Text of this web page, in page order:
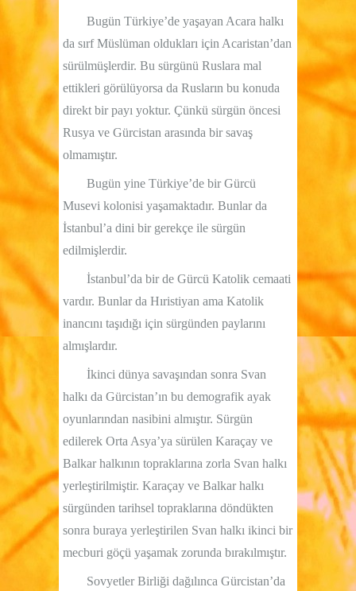
Bugün Türkiye’de yaşayan Acara halkı
da sırf Müslüman oldukları için Acaristan’dan
sürülmüşlerdir. Bu sürgünü Ruslara mal
ettikleri görülüyorsa da Rusların bu konuda
direkt bir payı yoktur. Çünkü sürgün öncesi
Rusya ve Gürcistan arasında bir savaş
olmamıştır.
Bugün yine Türkiye’de bir Gürcü
Musevi kolonisi yaşamaktadır. Bunlar da
İstanbul’a dini bir gerekçe ile sürgün
edilmişlerdir.
İstanbul’da bir de Gürcü Katolik cemaati
vardır. Bunlar da Hıristiyan ama Katolik
inancını taşıdığı için sürgünden paylarını
almışlardır.
İkinci dünya savaşından sonra Svan
halkı da Gürcistan’ın bu demografik ayak
oyunlarından nasibini almıştır. Sürgün
edilerek Orta Asya’ya sürülen Karaçay ve
Balkar halkının topraklarına zorla Svan halkı
yerleştirilmiştir. Karaçay ve Balkar halkı
sürgünden tarihsel topraklarına döndükten
sonra buraya yerleştirilen Svan halkı ikinci bir
mecburi göçü yaşamak zorunda bırakılmıştır.
Sovyetler Birliği dağılınca Gürcistan’da